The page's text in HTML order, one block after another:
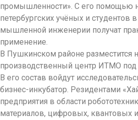
промышленности». С его помощью
петербургских учёных и студентов
мышленной инженерии получат
применение.
В Пушкинском районе раз­местится
производственный центр ИТМО под
В его состав войдут
бизнес-инкубатор. Резидентами
предприятия в области
материалов, цифровых, квантовых